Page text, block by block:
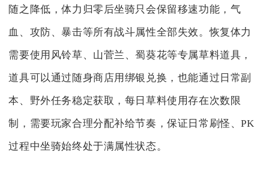
随之降低，体力归零后坐骑只会保留移速功能，气
血、攻防、暴击等所有战斗属性全部失效。恢复体力
需要使用风铃草、山菅兰、蜀葵花等专属草料道具，
道具可以通过随身商店用绑银兑换，也能通过日常副
本、野外任务稳定获取，每日草料使用存在次数限
制，需要玩家合理分配补给节奏，保证日常刷怪、PK
过程中坐骑始终处于满属性状态。